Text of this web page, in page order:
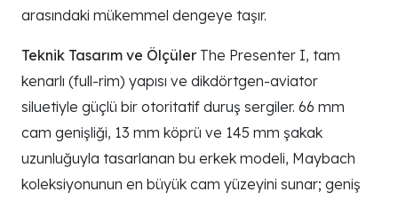
arasındaki mükemmel dengeye taşır.
Teknik Tasarım ve Ölçüler The Presenter I, tam
kenarlı (full-rim) yapısı ve dikdörtgen-aviator
siluetiyle güçlü bir otoritatif duruş sergiler. 66 mm
cam genişliği, 13 mm köprü ve 145 mm şakak
uzunluğuyla tasarlanan bu erkek modeli, Maybach
koleksiyonunun en büyük cam yüzeyini sunar; geniş